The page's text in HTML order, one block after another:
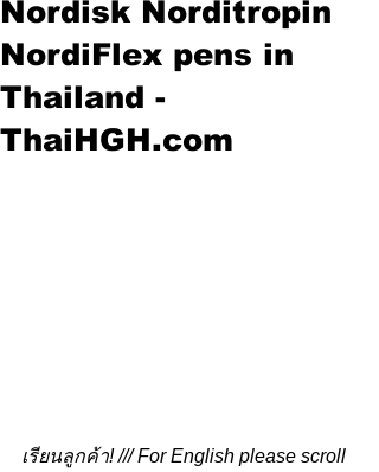
Nordisk Norditropin
NordiFlex pens in
Thailand -
ThaiHGH.com
เรียนลูกค้า! /// For English please scroll